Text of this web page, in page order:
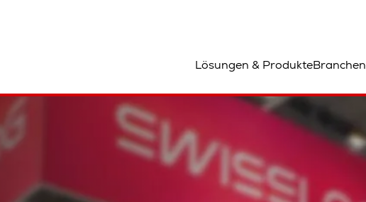
Lösungen & ProdukteBranchen